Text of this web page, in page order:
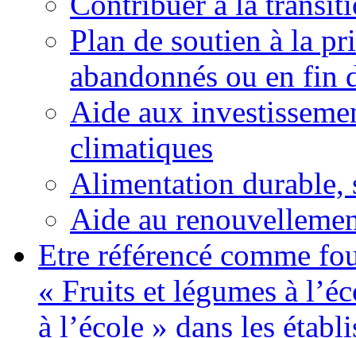
Plan de soutien à la
abandonnés ou en fin
Aide aux
climatiques
Alimentation durable,
Aide au
Etre référencé comme
« Fruits et légumes à
à l’école » dans les